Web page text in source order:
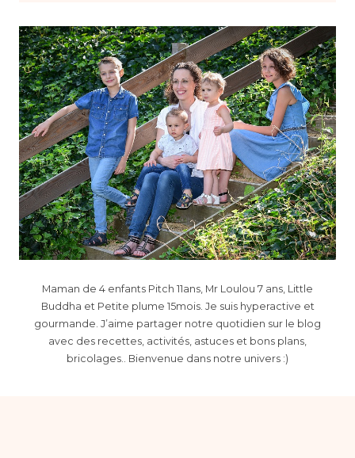
Maman de 4 enfants Pitch 11ans, Mr Loulou 7 ans, Little
Buddha et Petite plume 15mois. Je suis hyperactive et
gourmande. J’aime partager notre quotidien sur le blog
avec des recettes, activités, astuces et bons plans,
bricolages.. Bienvenue dans notre univers :)